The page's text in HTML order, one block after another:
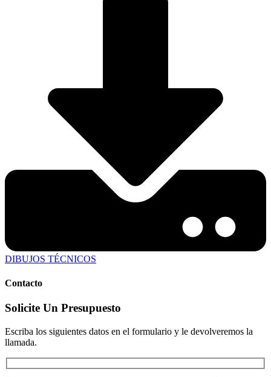
DIBUJOS TÉCNICOS
Contacto
Solicite Un Presupuesto
Escriba los siguientes datos en el formulario y le devolveremos la
llamada.